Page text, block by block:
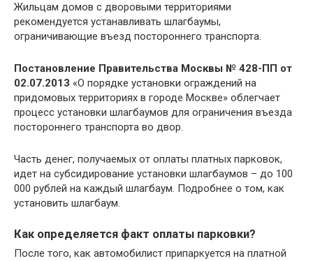
Жильцам домов с дворовыми территориями
рекомендуется устанавливать шлагбаумы,
ограничивающие въезд постороннего транспорта.
Постановление Правительства Москвы № 428-ПП от
02.07.2013 «О порядке установки ограждений на
придомовых территориях в городе Москве» облегчает
процесс установки шлагбаумов для ограничения въезда
постороннего транспорта во двор.
Часть денег, получаемых от оплаты платных парковок,
идет на субсидирование установки шлагбаумов – до 100
000 рублей на каждый шлагбаум. Подробнее о том, как
установить шлагбаум.
Как определяется факт оплаты парковки?
После того, как автомобилист припаркуется на платной